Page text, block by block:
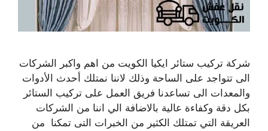
شركة تركيب ستائر ايكيا الكويت من اهم واكبر الشركات
الى تتواجد على الساحة وذلك لاننا نمتلك أحدث الأدوات
والمعدات الى تساعدنا فريق العمل على تركيب الستائر
بكل دقة وكفاءة عالية بالاضافة الي اننا من الشركات
العريقة التي تمتلك الكثير من الخبرات التى تمكنا من